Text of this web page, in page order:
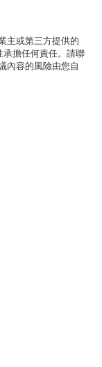
主或第三方提供的
承擔任何責任。請聯
內容的風險由您自